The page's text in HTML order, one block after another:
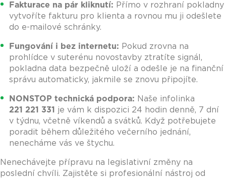
Fakturace na pár kliknutí: Přímo v rozhraní pokladny
vytvoříte fakturu pro klienta a rovnou mu ji odešlete
do e-mailové schránky.
Fungování i bez internetu: Pokud zrovna na
prohlídce v suterénu novostavby ztratíte signál,
pokladna data bezpečně uloží a odešle je na finanční
správu automaticky, jakmile se znovu připojíte.
NONSTOP technická podpora: Naše infolinka
221 221 331
je vám k dispozici 24 hodin denně, 7 dní
v týdnu, včetně víkendů a svátků. Když potřebujete
poradit během důležitého večerního jednání,
nenecháme vás ve štychu.
Nenechávejte přípravu na legislativní změny na
poslední chvíli. Zajistěte si profesionální nástroj od